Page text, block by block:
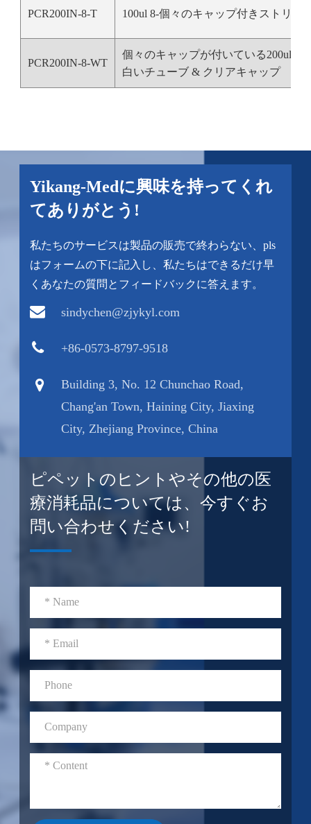
PCR200IN-8-T 100ul 8-個々のキャップ付きストリッ
PCR200IN-8-WT
個々のキャップが付いている200ul 8
白いチューブ & クリアキャップ
Yikang-Medに興味を持ってくれ
てありがとう!
私たちのサービスは製品の販売で終わらない、pls
はフォームの下に記入し、私たちはできるだけ早
くあなたの質問とフィードバックに答えます。
sindychen@zjykyl.com
+86-0573-8797-9518
Building 3, No. 12 Chunchao Road,
Chang'an Town, Haining City, Jiaxing
City, Zhejiang Province, China
ピペットのヒントやその他の医
療消耗品については、今すぐお
問い合わせください!